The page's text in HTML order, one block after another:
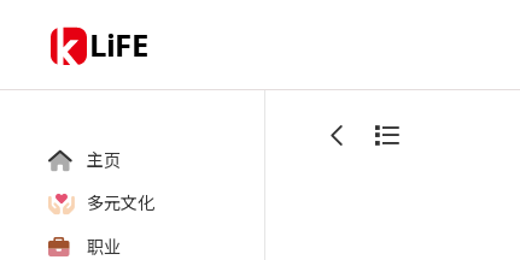
LiFE
主页
多元文化
职业